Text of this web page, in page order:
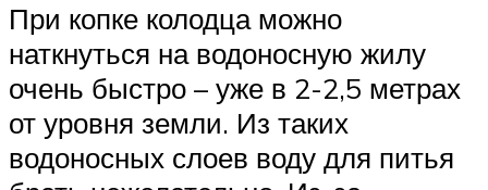
При копке колодца можно
наткнуться на водоносную жилу
очень быстро – уже в 2-2,5 метрах
от уровня земли. Из таких
водоносных слоев воду для питья